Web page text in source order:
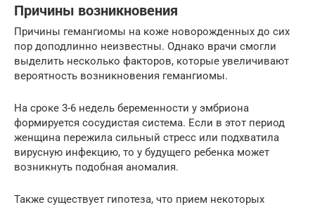
Причины возникновения
Причины гемангиомы на коже новорожденных до сих
пор доподлинно неизвестны. Однако врачи смогли
выделить несколько факторов, которые увеличивают
вероятность возникновения гемангиомы.
На сроке 3-6 недель беременности у эмбриона
формируется сосудистая система. Если в этот период
женщина пережила сильный стресс или подхватила
вирусную инфекцию, то у будущего ребенка может
возникнуть подобная аномалия.
Также существует гипотеза, что прием некоторых